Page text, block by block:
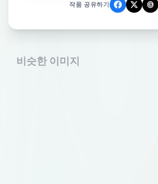
작품 공유하기
비슷한 이미지